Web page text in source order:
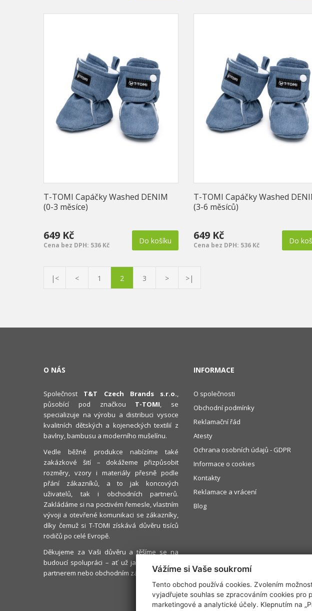
T-TOMI Capáčky Washed DENIM
(0-3 měsíce)
649 Kč
Cena bez DPH: 536 Kč Do košíku
T-TOMI Capáčky Washed
(3-6 měsíců)
649 Kč
Cena bez DPH: 536 Kč Do
|< < 1 2 3 > >|
O NÁS
Společnost T&T Czech Brands s.r.o.,
působící pod značkou T-TOMI, se
specializuje na výrobu a distribuci vysoce
kvalitních dětských a kojeneckých textilií z
bavlny, bambusu a moderního mušelínu.
Vedle běžné produkce nabízíme také
zakázkové šití – dokážeme přizpůsobit
rozměry, vzory i materiály přesně podle
přání zákazníků, a to jak koncových
uživatelů, tak i obchodních partnerů.
Zakládáme si na poctivém řemesle, vlastním
vývoji a otevřené komunikaci se zákazníky,
díky čemuž si T-TOMI získává důvěru tisíců
rodičů po celé Evropě.
Děkujeme za Vaši důvěru a těšíme se na
budoucí spolupráci – ať už jako s rodičem,
partnerem nebo obchodním zákazníkem.
INFORMACE
O společnosti
Obchodní podmínky
Reklamační řád
Atesty
Ochrana osobních údajů - GDPR
Informace o cookies
Kontakty
Reklamace a vrácení
Blog
Vážíme si Vaše soukromí
Tento obchod používá cookies. Zvolením
vyjadřujete souhlas se zpracováním cookies pro
marketingové a analytické účely. Klepnutím na